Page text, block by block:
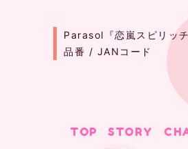
Parasol『恋嵐スピリッ
品番 / JANコード
TOP STORY